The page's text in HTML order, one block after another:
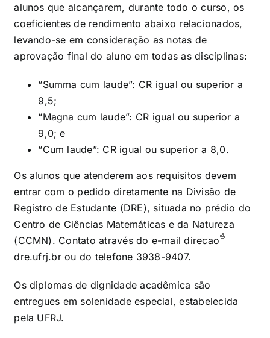
alunos que alcançarem, durante todo o curso, os
coeficientes de rendimento abaixo relacionados,
levando-se em consideração as notas de
aprovação final do aluno em todas as disciplinas:
“Summa cum laude”: CR igual ou superior a
9,5;
“Magna cum laude”: CR igual ou superior a
9,0; e
“Cum laude”: CR igual ou superior a 8,0.
Os alunos que atenderem aos requisitos devem
entrar com o pedido diretamente na Divisão de
Registro de Estudante (DRE), situada no prédio do
Centro de Ciências Matemáticas e da Natureza
(CCMN). Contato através do e-maildirecao
dre.ufrj.brou do telefone 3938-9407.
Os diplomas de dignidade acadêmica são
entregues em solenidade especial, estabelecida
pela UFRJ.